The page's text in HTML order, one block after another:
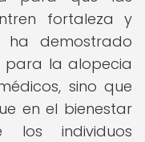
fortaleza y
ha demostrado
para la alopecia
sino que
en el bienestar
individuos